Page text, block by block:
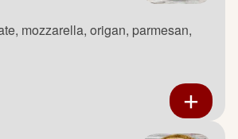
mozzarella, origan, parmesan,